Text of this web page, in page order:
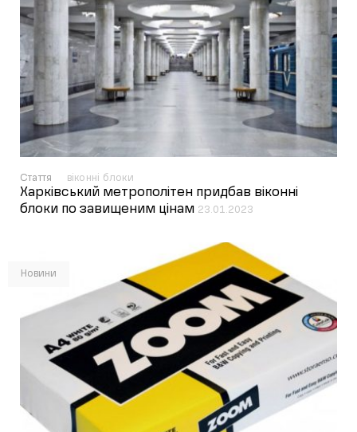
Стаття віконні блоки
Харківський метрополітен придбав віконні
блоки по завищеним цінам 23.01.2023
Новини